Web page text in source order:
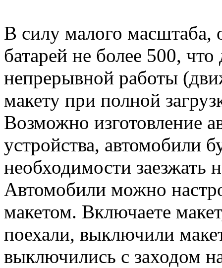
В силу малого масштаба,
батарей не более 500,
непрерывной работы
макету при полной
Возможно изготовление
устройства, автомобили
необходимости заезжать
Автомобили можно
макетом. Включаете
поехали, выключили
выключились с заходом